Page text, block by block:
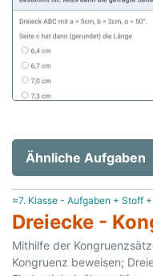
Ähnliche Aufgaben
≈7. Klasse - Aufgaben + Stoff
Dreiecke -
Mithilfe der
Kongruenz beweisen;